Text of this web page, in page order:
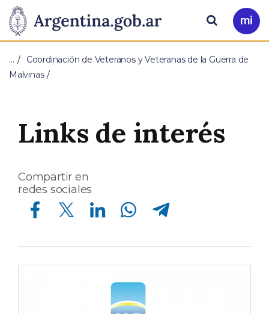
Presidencia
de
la
Pasar al contenido principal
Ir
a
Buscar
…
Coordinación de Veteranos y Veteranas de la Guerra de
Malvinas
Links de interés
Compartir en
redes sociales
Compartir en Facebook Compartir en Twitter Compartir en Linkedin Compartir en Whatsapp Compartir en Telegram